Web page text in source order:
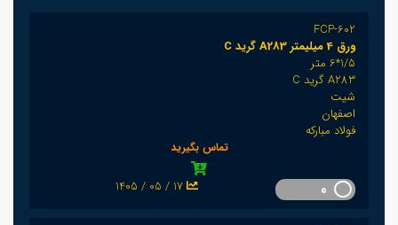
FCP-602
ورق 4 میلیمتر A283 گرید C
1/5*6 متر
A283 گرید C
شیت
اصفهان
فولاد مبارکه
تماس بگیرید
1405 / 05 / 17